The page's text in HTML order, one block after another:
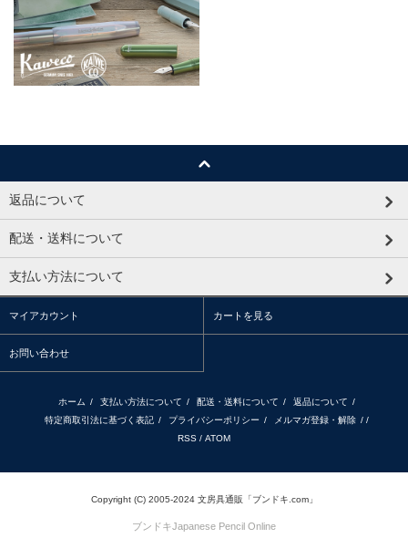
返品について
配送・送料について
支払い方法について
マイアカウント カートを見る
お問い合わせ
ホーム / 支払い方法について / 配送・送料について / 返品について /
特定商取引法に基づく表記 / プライバシーポリシー / メルマガ登録・解除 / /
RSS / ATOM
Copyright (C) 2005-2024 文房具通販「ブンドキ.com」
ブンドキJapanese Pencil Online